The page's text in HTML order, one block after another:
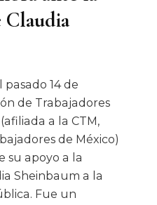
Claudia
pasado 14 de
de Trabajadores
a la CTM,
de México)
su apoyo a la
Sheinbaum a la
Fue un